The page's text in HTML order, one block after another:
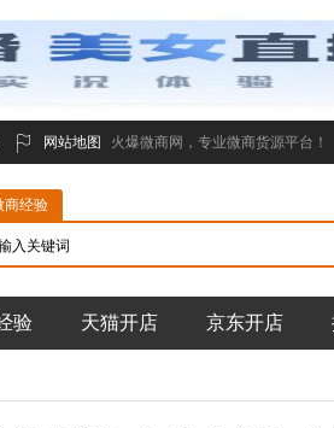
网站地图 火爆微商网，专业微商货源平台！
商经验
验 天猫开店 京东开店